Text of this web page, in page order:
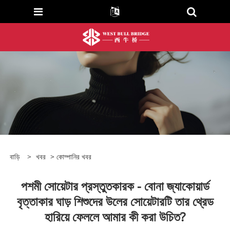
বাড়ি > খবর > কোম্পানির খবর
পশমী সোয়েটার প্রস্তুতকারক - বোনা জ্যাকোয়ার্ড
বৃত্তাকার ঘাড় শিশুদের উলের সোয়েটারটি তার থ্রেড
হারিয়ে ফেললে আমার কী করা উচিত?